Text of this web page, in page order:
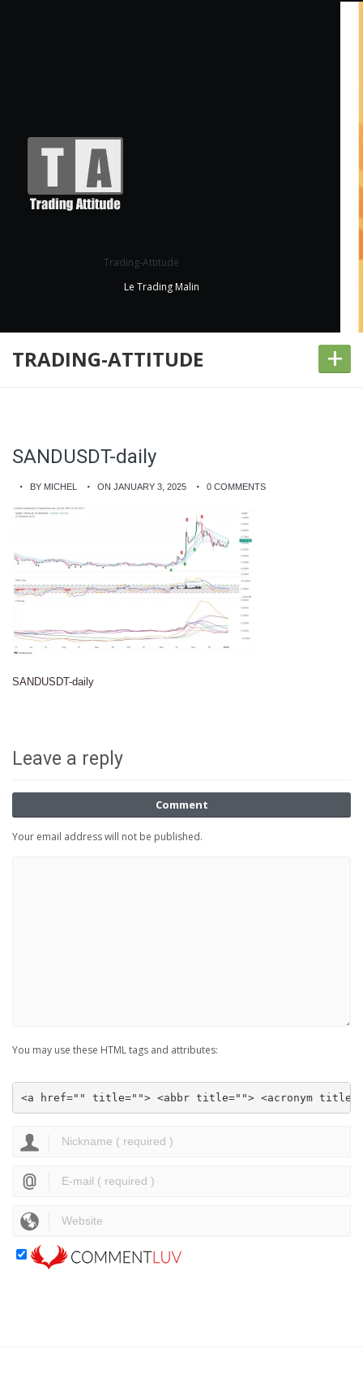
Trading-Attitude
Le Trading Malin
TRADING-ATTITUDE +
SANDUSDT-daily
BY MICHEL ON JANUARY 3, 2025 0 COMMENTS
SANDUSDT-daily
Leave a reply
Comment
Your email address will not be published.
You may use these HTML tags and attributes:
<a href="" title=""> <abbr title=""> <acronym